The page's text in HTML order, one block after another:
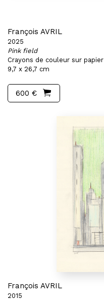
François AVRIL
2025
Pink field
Crayons de couleur sur papier
9,7 x 26,7 cm
600 €
François AVRIL
2015